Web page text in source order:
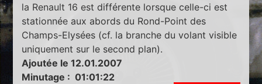
la Renault 16 est différente lorsque celle-ci est
stationnée aux abords du Rond-Point des
Champs-Elysées (cf. la branche du volant visible
uniquement sur le second plan).
Ajoutée le 12.01.2007
Minutage : 01:01:22